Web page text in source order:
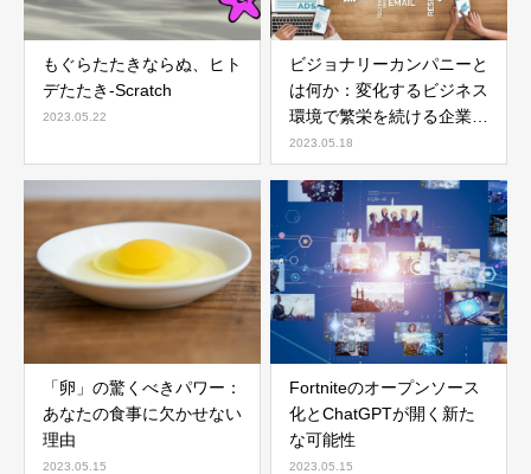
もぐらたたきならぬ、ヒト
デたたき-Scratch
2023.05.22
ビジョナリーカンパニーと
は何か：変化するビジネス
環境で繁栄を続ける企業の
秘訣
2023.05.18
「卵」の驚くべきパワー：
あなたの食事に欠かせない
理由
2023.05.15
Fortniteのオープンソース
化とChatGPTが開く新た
な可能性
2023.05.15